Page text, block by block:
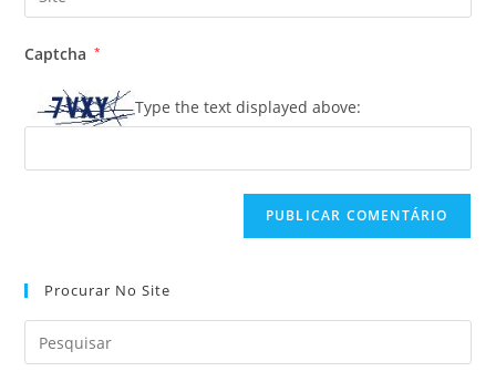
usuário
para
mail
comentar
o
site
Captcha *
Type the text displayed above:
Procurar No Site